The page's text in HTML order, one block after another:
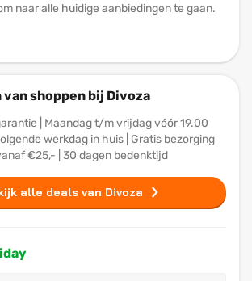
naar alle huidige aanbiedingen te gaan.
van shoppen bij Divoza
| Maandag t/m vrijdag vóór 19.00
werkdag in huis | Gratis bezorging
€25,- | 30 dagen bedenktijd
alle deals van Divoza